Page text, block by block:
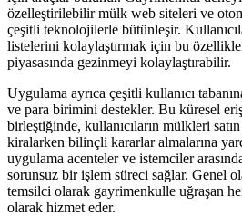
özelleştirilebilir mülk web siteleri ve
çeşitli teknolojilerle bütünleşir.
listelerini kolaylaştırmak için bu
piyasasında gezinmeyi kolaylaştırabilir.
Uygulama ayrıca çeşitli kullanıcı
ve para birimini destekler. Bu küresel
birleştiğinde, kullanıcıların mülkleri
kiralarken bilinçli kararlar almalarına
uygulama acenteler ve istemciler
sorunsuz bir işlem süreci sağlar. Genel
temsilci olarak gayrimenkulle uğraşan
olarak hizmet eder.